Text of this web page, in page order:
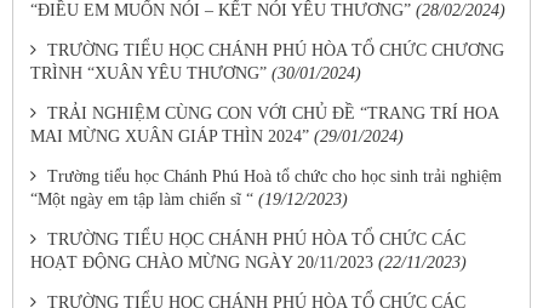
“ĐIỀU EM MUỐN NÓI – KẾT NÓI YÊU THƯƠNG” (28/02/2024)
TRƯỜNG TIỂU HỌC CHÁNH PHÚ HÒA TỔ CHỨC CHƯƠNG
TRÌNH “XUÂN YÊU THƯƠNG” (30/01/2024)
TRẢI NGHIỆM CÙNG CON VỚI CHỦ ĐỀ “TRANG TRÍ HOA
MAI MỪNG XUÂN GIÁP THÌN 2024” (29/01/2024)
Trường tiểu học Chánh Phú Hoà tổ chức cho học sinh trải nghiệm
“Một ngày em tập làm chiến sĩ “ (19/12/2023)
TRƯỜNG TIỂU HỌC CHÁNH PHÚ HÒA TỔ CHỨC CÁC
HOẠT ĐỘNG CHÀO MỪNG NGÀY 20/11/2023 (22/11/2023)
TRƯỜNG TIỂU HỌC CHÁNH PHÚ HÒA TỔ CHỨC CÁC